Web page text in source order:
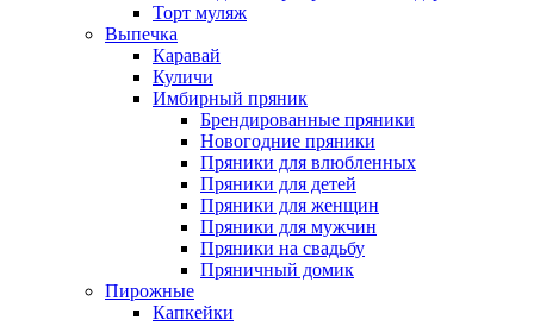
Торт муляж
Выпечка
Каравай
Куличи
Имбирный пряник
Брендированные пряники
Новогодние пряники
Пряники для влюбленных
Пряники для детей
Пряники для женщин
Пряники для мужчин
Пряники на свадьбу
Пряничный домик
Пирожные
Капкейки